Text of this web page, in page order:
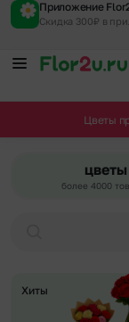
Приложение
Скидка 300₽ в
Цветы
цветы
более 4000
Хиты